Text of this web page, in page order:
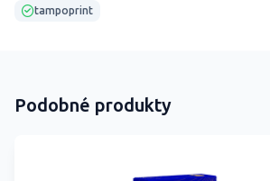
tampoprint
Podobné produkty